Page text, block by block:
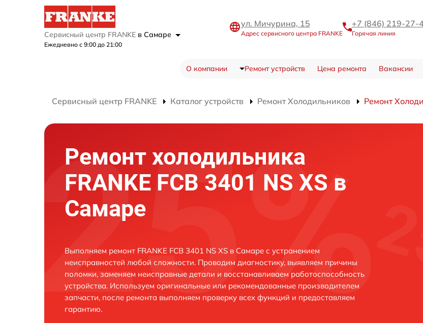
Сервисный центр FRANKE в Самаре
Ежедневно с 9:00 до 21:00
ул. Мичурина, 15
Адрес сервисного центра FRANKE
+7 (846) 219-27-
Горячая линия
О компании Ремонт устройств Цена ремонта Вакансии
Сервисный центр FRANKE Каталог устройств Ремонт Холодильников Ремонт
Ремонт холодильника
FRANKE FCB 3401 NS XS в
Самаре
Выполняем ремонт FRANKE FCB 3401 NS XS в Самаре с устранением
неисправностей любой сложности. Проводим диагностику, выявляем причины
поломки, заменяем неисправные детали и восстанавливаем работоспособность
устройства. Используем оригинальные или рекомендованные производителем
запчасти, после ремонта выполняем проверку всех функций и предоставляем
гарантию.